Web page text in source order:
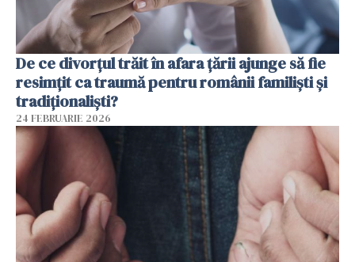
De ce divorțul trăit în afara țării ajunge să fie
resimțit ca traumă pentru românii familiști și
tradiționaliști?
24 FEBRUARIE 2026